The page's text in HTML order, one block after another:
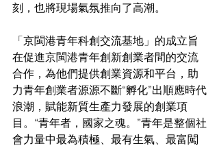
刻，也將現場氣氛推向了高潮。
「京閩港青年科創交流基地」的成立旨
在促進京閩港青年創新創業者間的交流
合作，為他們提供創業資源和平台，助
力青年創業者源源不斷“孵化”出順應時代
浪潮，賦能新質生產力發展的創業項
目。“青年者，國家之魂。”青年是整個社
會力量中最為積極、最有生氣、最富闖